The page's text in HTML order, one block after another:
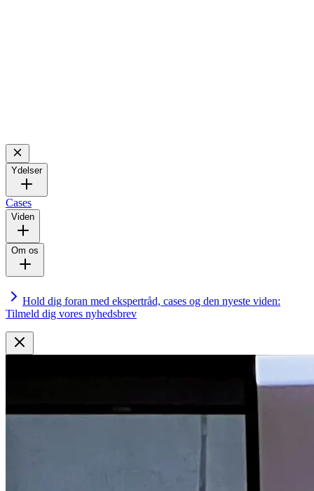
Ydelser
Cases
Viden
Om os
Hold dig foran med ekspertråd, cases og den nyeste viden:
Tilmeld dig vores nyhedsbrev